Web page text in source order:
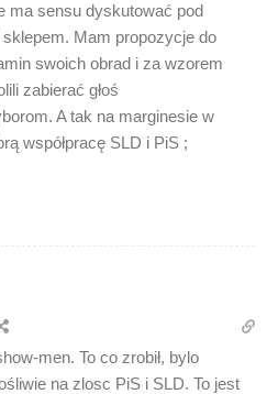
ma sensu dyskutować pod
Mam propozycje do
swoich obrad i za wzorem
zabierać głoś
A tak na marginesie w
współpracę SLD i PiS ;
men. To co zrobił, bylo
na zlosc PiS i SLD. To jest